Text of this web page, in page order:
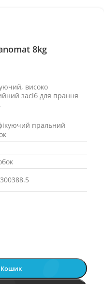
8kg
високо
засіб для прання
пральний